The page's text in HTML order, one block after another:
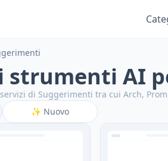
AI
di Suggerimenti tra cui Arch,
✨ Nuovo